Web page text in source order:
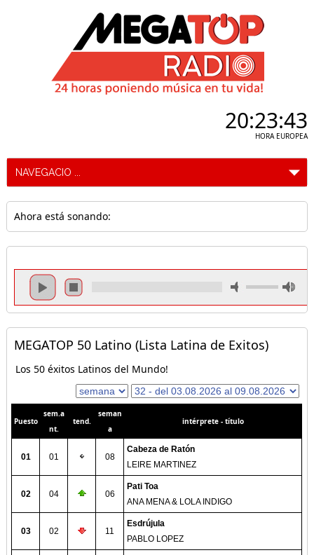
20:23:44
HORA EUROPEA
Ahora está sonando:
MEGATOP 50 Latino (Lista Latina de Exitos)
Los 50 éxitos Latinos del Mundo!
Puesto
sem.a
nt.
tend.
seman
a
intérprete - título
01 01 08
Cabeza de Ratón
LEIRE MARTINEZ
02 04 06
Pati Toa
ANA MENA & LOLA INDIGO
03 02 11
Esdrújula
PABLO LOPEZ